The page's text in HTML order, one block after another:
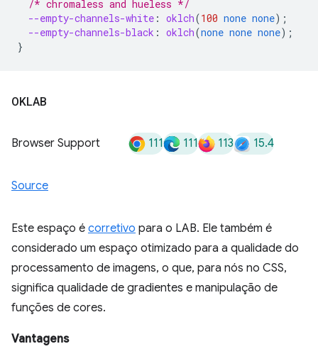
/* chromaless and hueless */
--empty-channels-white : oklch(100 none none);
--empty-channels-black : oklch(none none none);
}
OKLAB
Browser Support 111 111 113 15.4
Source
Este espaço é corretivo para o LAB. Ele também é
considerado um espaço otimizado para a qualidade do
processamento de imagens, o que, para nós no CSS,
significa qualidade de gradientes e manipulação de
funções de cores.
Vantagens